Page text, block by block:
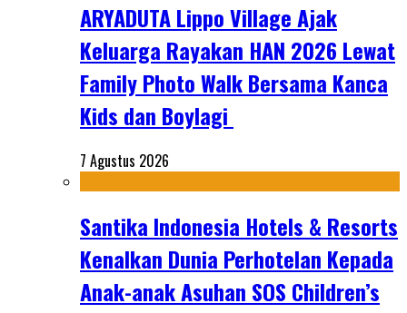
ARYADUTA Lippo Village Ajak
Keluarga Rayakan HAN 2026 Lewat
Family Photo Walk Bersama Kanca
Kids dan Boylagi
7 Agustus 2026
Santika Indonesia Hotels & Resorts
Kenalkan Dunia Perhotelan Kepada
Anak-anak Asuhan SOS Children’s